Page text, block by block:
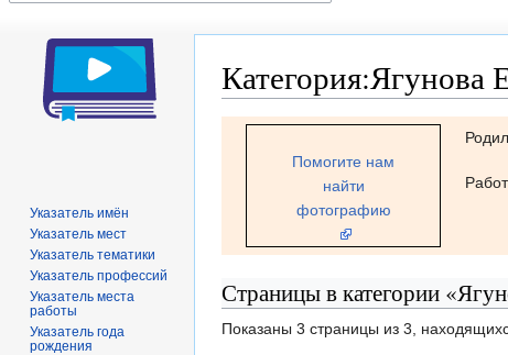
Категория:Ягунова
Перейти
Перейти
Помогите нам
найти
фотографию
Страницы в категории
Показаны 3 страницы из 3,
Указатель имён
Указатель мест
Указатель тематики
Указатель профессий
Указатель места
работы
Указатель года
рождения